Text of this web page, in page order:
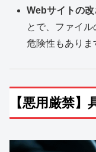
Webサイトの
とで、ファイ
危険性もありま
【悪用厳禁